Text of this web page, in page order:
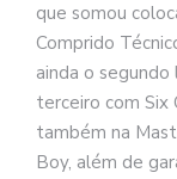
que somou
Comprido
ainda o
terceiro com Six
também na
Boy, além de